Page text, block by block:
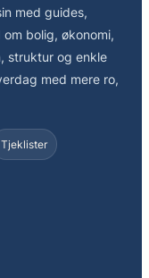
med guides,
bolig, økonomi,
struktur og enkle
med mere ro,
Tjeklister